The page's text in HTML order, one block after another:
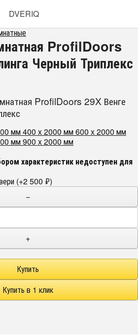
DVERIQ
ProfilDoors
Черный Триплекс
ProfilDoors 29X Венге
мм400 x 2000 мм600 x 2000 мм
мм900 x 2000 мм
характеристик недоступен для
(+2 500 ₽)
−
+